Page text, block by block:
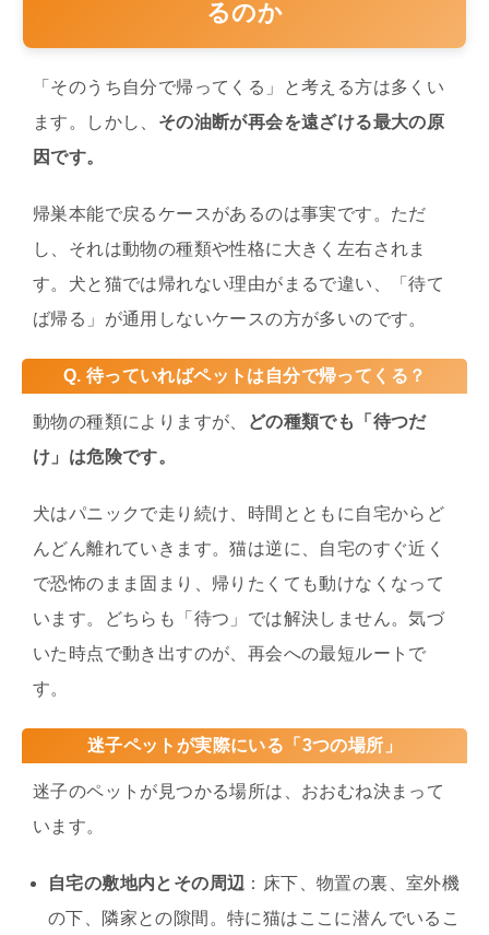
るのか
「そのうち自分で帰ってくる」と考える方は多くい
ます。しかし、 その油断が再会を遠ざける最大の原
因です。
帰巣本能で戻るケースがあるのは事実です。ただ
し、それは動物の種類や性格に大きく左右されま
す。犬と猫では帰れない理由がまるで違い、「待て
ば帰る」が通用しないケースの方が多いのです。
Q. 待っていればペットは自分で帰ってくる？
動物の種類によりますが、
どの種類でも「待つだ
け」は危険です。
犬はパニックで走り続け、時間とともに自宅からど
んどん離れていきます。猫は逆に、自宅のすぐ近く
で恐怖のまま固まり、帰りたくても動けなくなって
います。どちらも「待つ」では解決しません。気づ
いた時点で動き出すのが、再会への最短ルートで
す。
迷子ペットが実際にいる「3つの場所」
迷子のペットが見つかる場所は、おおむね決まって
います。
自宅の敷地内とその周辺 ：床下、物置の裏、室外機
の下、隣家との隙間。特に猫はここに潜んでいるこ